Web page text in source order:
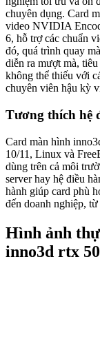
chuyên dụng. Card
video NVIDIA
6, hỗ trợ các chuẩn
đó, quá trình quay
diễn ra mượt mà,
không thể thiếu với
chuyên viên hậu kỳ
Tương thích hệ
Card màn hình
10/11, Linux và
dùng trên cả môi
server hay hệ điều
hành giúp card phù
đến doanh nghiệp,
Hình ảnh
inno3d rtx